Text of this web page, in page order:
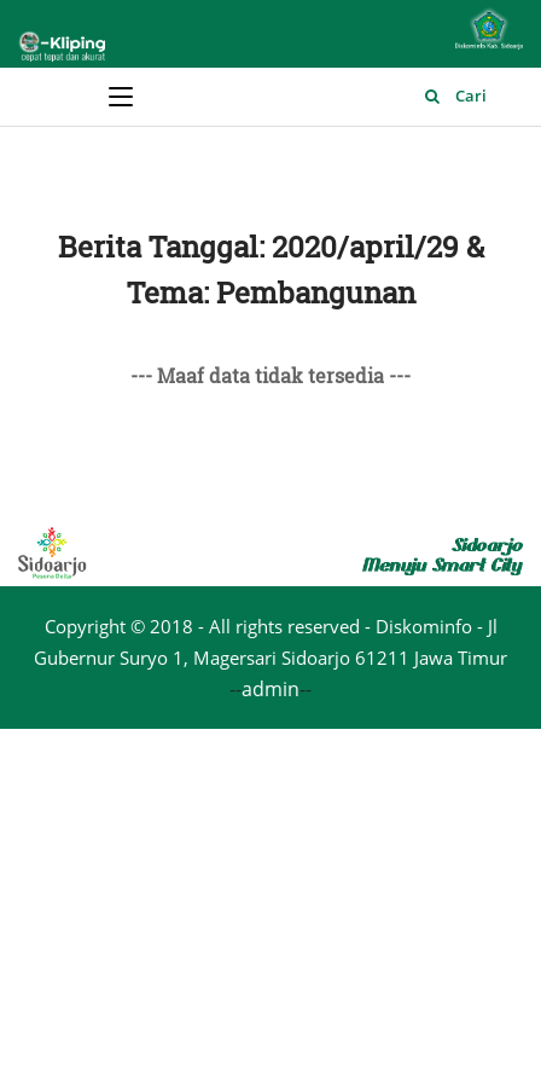
Main Menu Cari
Berita Tanggal: 2020/april/29 &
Tema: Pembangunan
--- Maaf data tidak tersedia ---
Copyright © 2018 - All rights reserved - Diskominfo - Jl
Gubernur Suryo 1, Magersari Sidoarjo 61211 Jawa Timur
--admin--